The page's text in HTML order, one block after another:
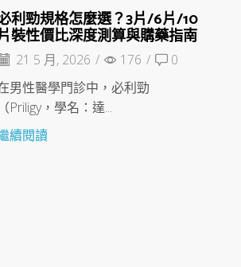
利勁規格怎麼選？3片/6片/10
裝性價比深度測算與購藥指南
21 5 月, 2026 / 176 /
0
男性醫學門診中，必利勁
（Priligy，學名：達...
續閱讀